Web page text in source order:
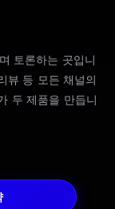
토론하는 곳입니
뷰 등 모든 채널의
두 제품을 만듭니